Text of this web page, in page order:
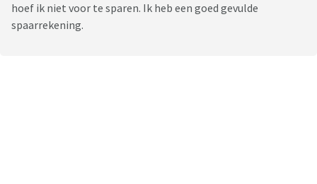
hoef ik niet voor te sparen. Ik heb een goed gevulde
spaarrekening.